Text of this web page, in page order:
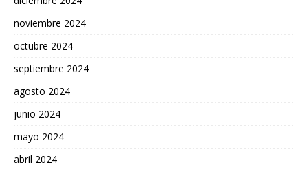
noviembre 2024
octubre 2024
septiembre 2024
agosto 2024
junio 2024
mayo 2024
abril 2024